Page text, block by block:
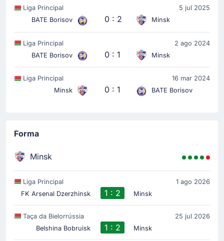
Liga Principal
5 jul 2025
BATE Borisov
0 : 2 Minsk
Liga Principal
2 ago 2024
BATE Borisov
0 : 1 Minsk
Liga Principal
16 mar 2024
Minsk
0 : 1 BATE Borisov
Forma
Minsk
Liga Principal
1 ago 2026
FK Arsenal Dzerzhinsk
1 : 2 Minsk
Taça da Bielorrússia
25 jul 2026
Belshina Bobruisk
1 : 2 Minsk